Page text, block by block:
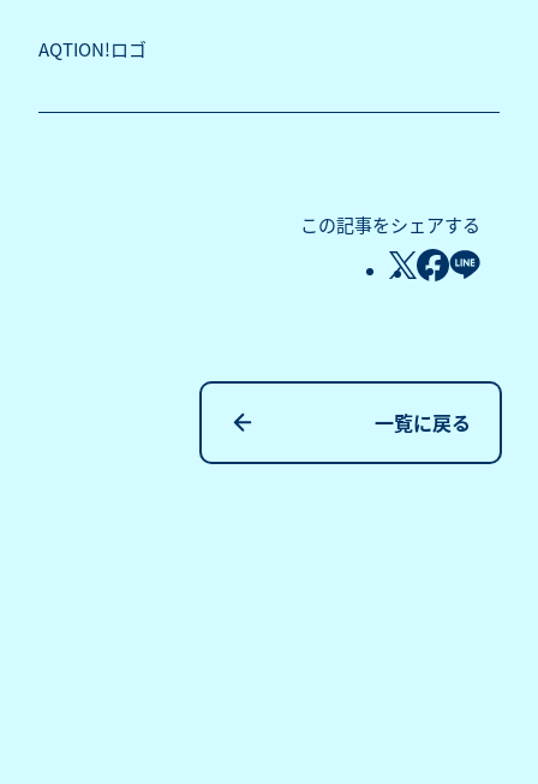
AQTION!ロゴ
この記事をシェアする
一覧に戻る